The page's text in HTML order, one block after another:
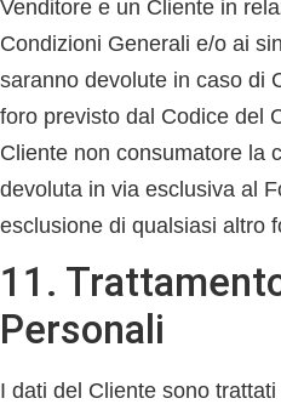
Venditore e un Cliente in
Condizioni Generali e/o ai
saranno devolute in caso di
foro previsto dal Codice del
Cliente non consumatore la
devoluta in via esclusiva al
esclusione di qualsiasi altro
11.
Personali
I dati del Cliente sono trattati